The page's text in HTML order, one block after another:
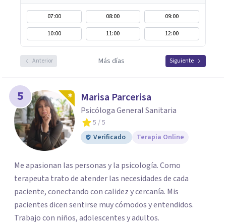
07:00 08:00
09:00
10:00
11:00 12:00
Anterior Más días Siguiente
5 Marisa Parcerisa
Psicóloga General Sanitaria
5 / 5
Verificado
Terapia Online
Me apasionan las personas y la psicología. Como
terapeuta trato de atender las necesidades de cada
paciente, conectando con calidez y cercanía. Mis
pacientes dicen sentirse muy cómodos y entendidos.
Trabajo con niños, adolescentes y adultos.